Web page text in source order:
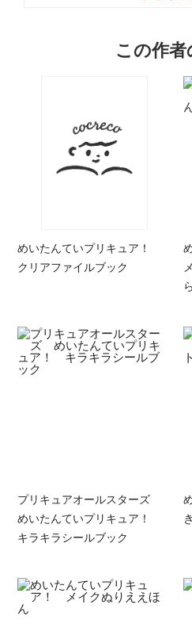
この作
めいたんていプリキュア！
クリアファイルブック
プリキュアオールスターズ
めいたんていプリキュア！
キラキラシールブック